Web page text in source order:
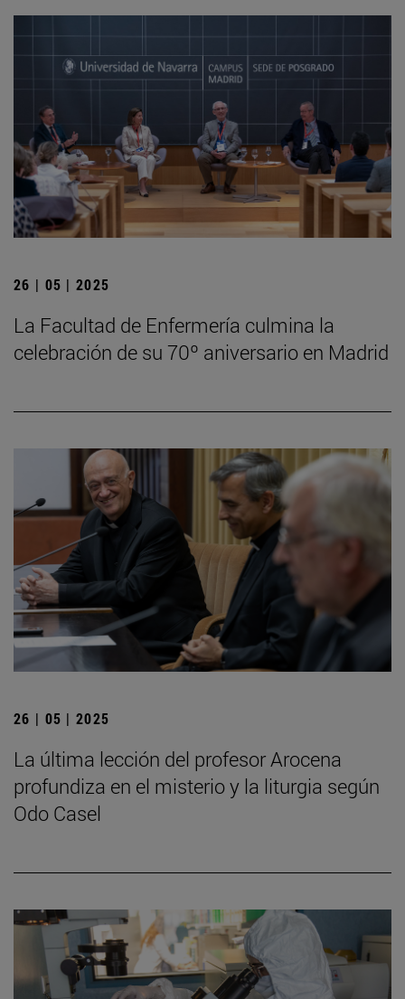
26 | 05 | 2025
La Facultad de Enfermería culmina la
celebración de su 70º aniversario en Madrid
26 | 05 | 2025
La última lección del profesor Arocena
profundiza en el misterio y la liturgia según
Odo Casel